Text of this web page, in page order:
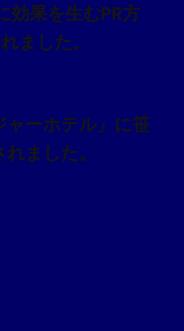
効果を生むPR方
ました。
ーホテル」に笹
ました。